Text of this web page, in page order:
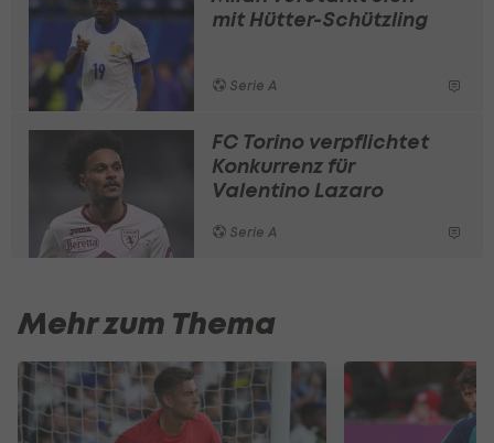
mit Hütter-Schützling
Serie A
FC Torino verpflichtet
Konkurrenz für
Valentino Lazaro
Serie A
Mehr zum Thema